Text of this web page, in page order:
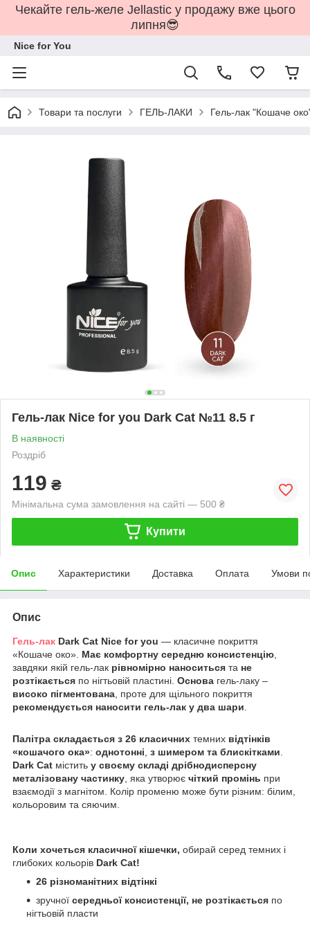
Чекайте гель-желе Jellastic у продажу вже цього
липня😎
Nice for You
Товари та послуги ГЕЛЬ-ЛАКИ Гель-лак "Кошаче
Гель-лак Nice for you Dark Cat №11 8.5 г
В наявності
Роздріб
119 ₴
Мінімальна сума замовлення на сайті — 500 ₴
Купити
Опис Характеристики Доставка Оплата Умови
Опис
Гель-лак Dark Cat Nice foryou — класичне покриття
«Кошаче око». Має комфортну середню консистенцію
завдяки якій гель-лак рівномірно наноситься та не
розтікається по нігтьовій пластині. Основа гель-лаку –
високо пігментована , проте для щільного покриття
рекомендується наносити гель-лак у два шари
Палітра складається з 26 класичних темних відтінків
«кошачого ока»: однотонні з шимером та блискітками
Dark Cat містить у своєму складі дрібнодисперсну
металізовану частинку , яка утворює чіткий промінь при
взаємодії з магнітом. Колір променю може бути різним: білим,
кольоровим та сяючим.
Коли хочеться класичної кішечки, обирай серед темних і
глибоких кольорів Dark Cat!
26 різноманітних відтінкі
зручної середньої консистенції, не розтікається по
нігтьовій пласти